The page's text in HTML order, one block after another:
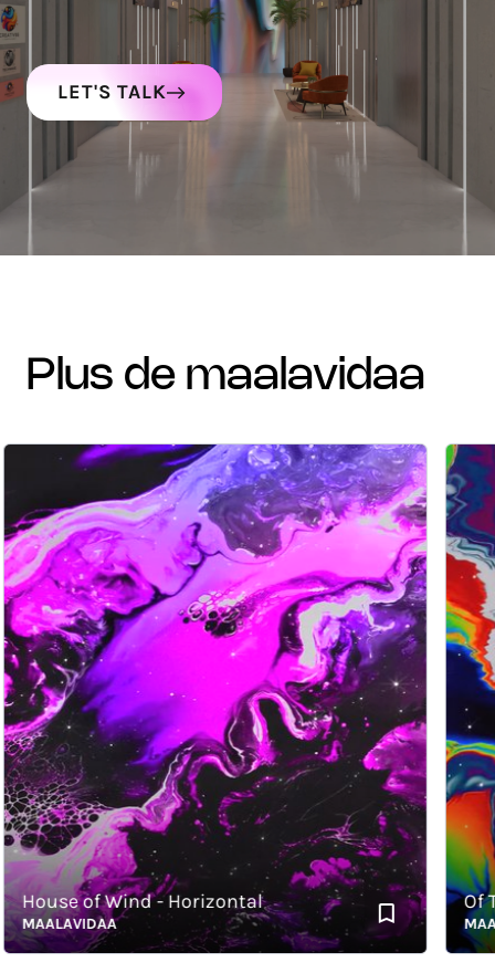
LET'S TALK
plus de maalavidaa
of Wind - Horizontal Of